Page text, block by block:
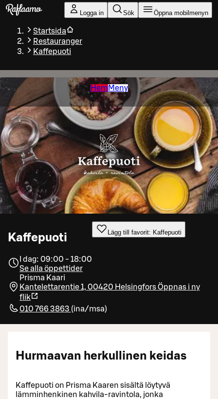
Gå till huvudinnehållet
Logga in Sök Öppna mobilmenyn
Startsida
Restauranger
Kaffepuoti
Hem Meny
Kaffepuoti Lägg till favorit: Kaffepuoti
I dag: 09:00 - 18:00
Se alla öppettider
Prisma Kaari
Kantelettarentie 1, 00420 HelsingforsÖppnas i ny
flik
010 766 3863 (ina/msa)
Hurmaavan herkullinen keidas
Kaffepuoti on Prisma Kaaren sisältä löytyvä
lämminhenkinen kahvila-ravintola, jonka